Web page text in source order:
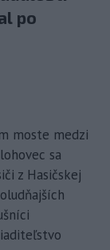
po
moste medzi
sa
z Hasičskej